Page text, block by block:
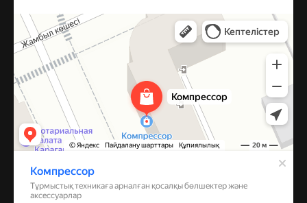
Компрессор
Запчасти и аксессуары для бытовой техники в Караганде